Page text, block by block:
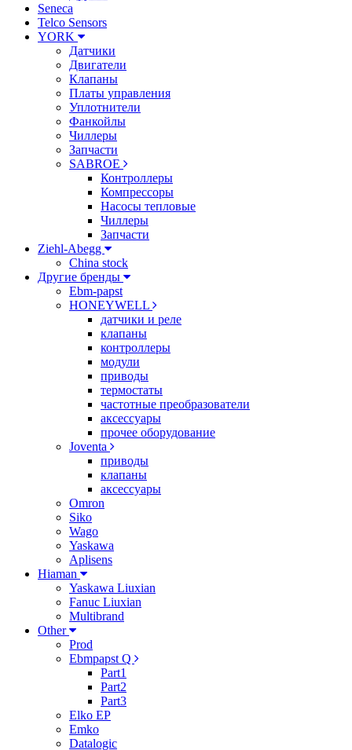
Seneca
Telco Sensors
YORK
Датчики
Двигатели
Клапаны
Платы управления
Уплотнители
Фанкойлы
Чиллеры
Запчасти
SABROE
Контроллеры
Компрессоры
Насосы тепловые
Чиллеры
Запчасти
Ziehl-Abegg
China stock
Другие бренды
Ebm-papst
HONEYWELL
датчики и реле
клапаны
контроллеры
модули
приводы
термостаты
частотные преобразователи
аксессуары
прочее оборудование
Joventa
приводы
клапаны
аксессуары
Omron
Siko
Wago
Yaskawa
Aplisens
Hiaman
Yaskawa Liuxian
Fanuc Liuxian
Multibrand
Other
Prod
Ebmpapst Q
Part1
Part2
Part3
Elko EP
Emko
Datalogic